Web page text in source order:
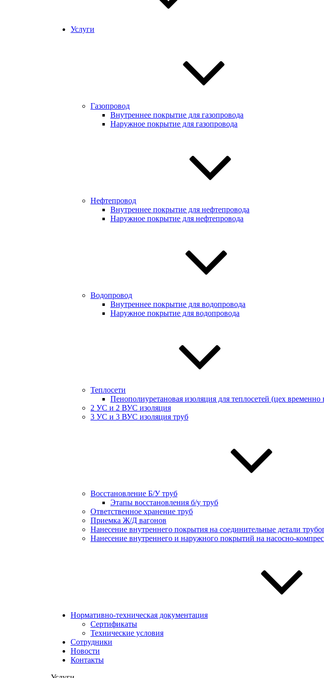
Услуги
Газопровод
Внутреннее покрытие для газопровода
Наружное покрытие для газопровода
Нефтепровод
Внутреннее покрытие для нефтепровода
Наружное покрытие для нефтепровода
Водопровод
Внутреннее покрытие для водопровода
Наружное покрытие для водопровода
Теплосети
Пенополиуретановая изоляция для теплосетей (цех временно
2 УС и 2 ВУС изоляция
3 УС и 3 ВУС изоляция труб
Восстановление Б/У труб
Этапы восстановления б/у труб
Ответственное хранение труб
Приемка Ж/Д вагонов
Нанесение внутреннего покрытия на соединительные детали
Нанесение внутреннего и наружного покрытий на насосно-
Нормативно-техническая документация
Сертификаты
Технические условия
Сотрудники
Новости
Контакты